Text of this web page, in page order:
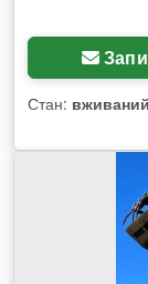
Стан: вживаний